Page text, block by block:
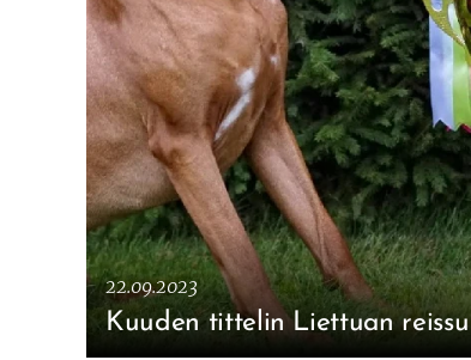
22.09.2023
Kuuden tittelin Liettuan reissu